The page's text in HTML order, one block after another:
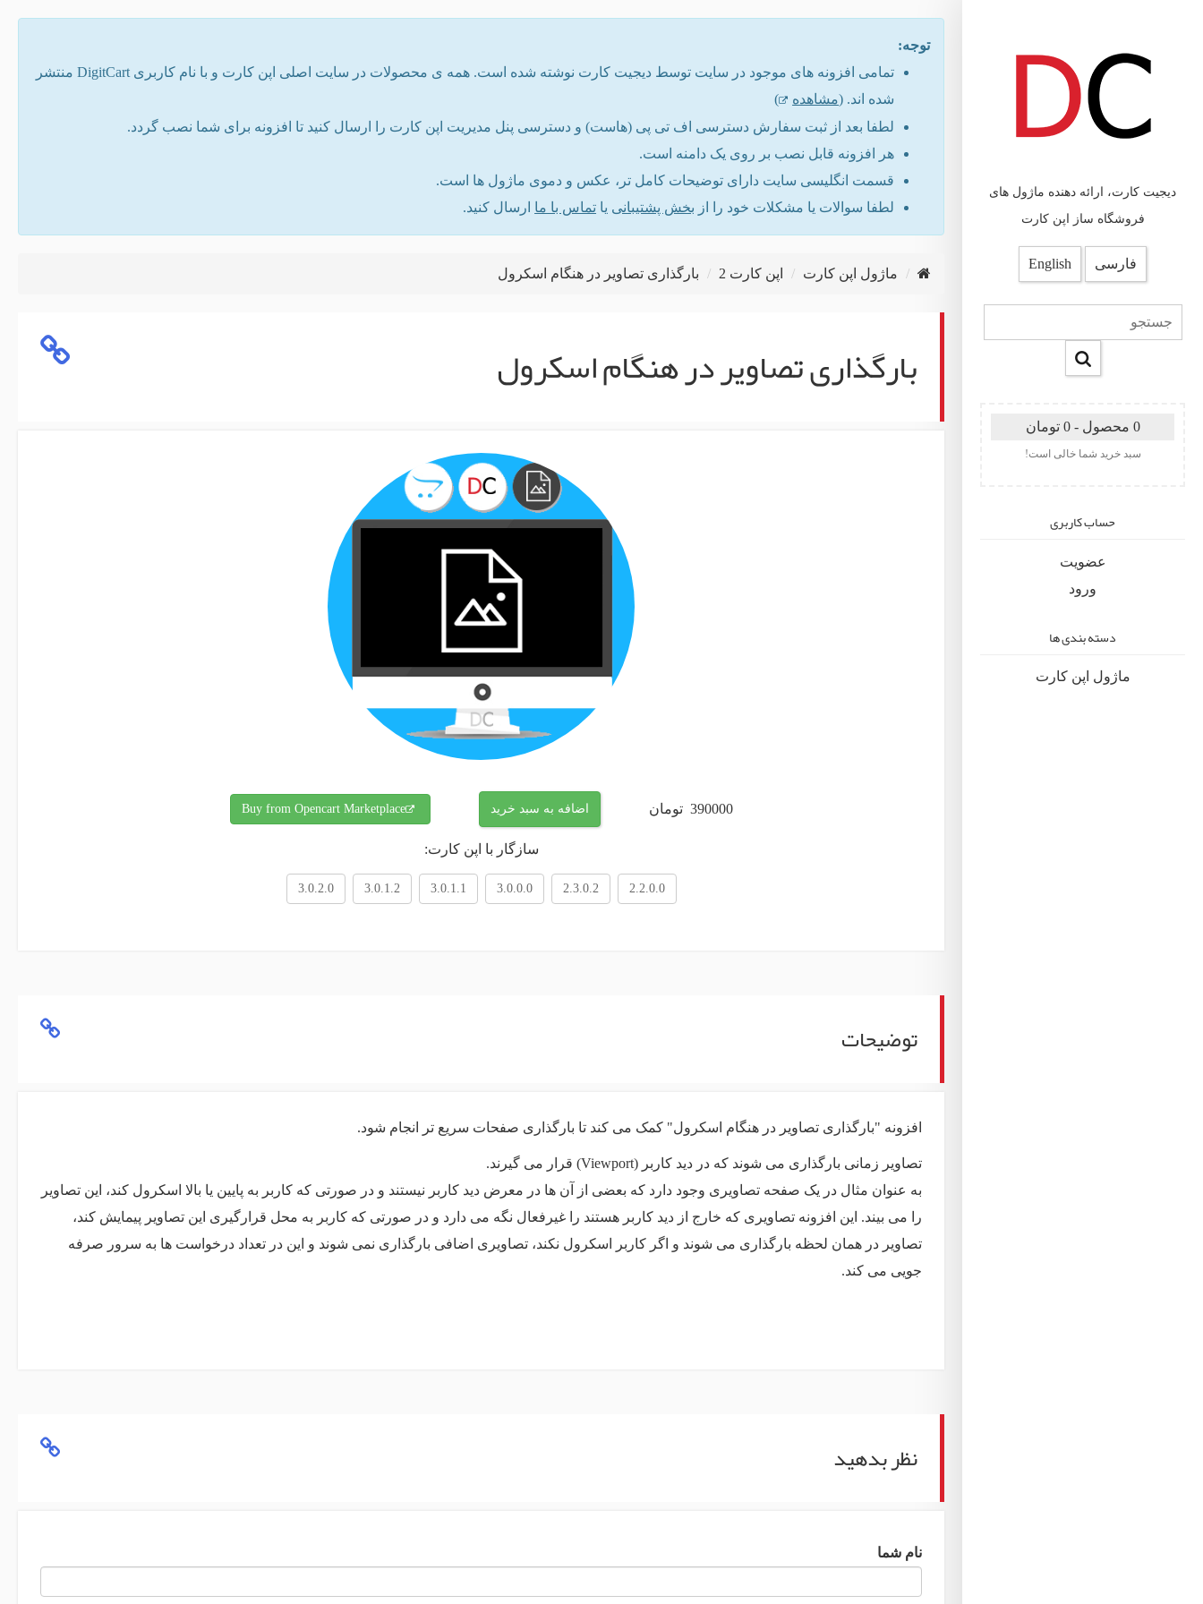
دیجیت کارت، ارائه دهنده ماژول های
فروشگاه ساز اپن کارت
فارسی English
0 محصول - 0 تومان
سبد خرید شما خالی است!
حساب کاربری
عضویت
ورود
دسته بندی ها
ماژول اپن کارت
توجه:
تمامی افزونه های موجود در سایت توسط دیجیت کارت نوشته شده است. همه ی محصولات در سایت اصلی اپن کارت و با نام کاربری DigitCart منتشر
شده اند. (مشاهده
)
لطفا بعد از ثبت سفارش دسترسی اف تی پی (هاست) و دسترسی پنل مدیریت اپن کارت را ارسال کنید تا افزونه برای شما نصب گردد.
هر افزونه قابل نصب بر روی یک دامنه است.
قسمت انگلیسی سایت دارای توضیحات کامل تر، عکس و دموی ماژول ها است.
لطفا سوالات یا مشکلات خود را از بخش پشتیبانی یا تماس با ما ارسال کنید.
ماژول اپن کارت اپن کارت 2 بارگذاری تصاویر در هنگام اسکرول
بارگذاری تصاویر در هنگام اسکرول
390000 تومان اضافه به سبد خرید Buy from Opencart Marketplace
سازگار با اپن کارت:
2.2.0.0
2.3.0.2
3.0.0.0
3.0.1.1
3.0.1.2
3.0.2.0
توضیحات
افزونه "بارگذاری تصاویر در هنگام اسکرول" کمک می کند تا بارگذاری صفحات سریع تر انجام شود.
تصاویر زمانی بارگذاری می شوند که در دید کاربر (Viewport) قرار می گیرند.
به عنوان مثال در یک صفحه تصاویری وجود دارد که بعضی از آن ها در معرض دید کاربر نیستند و در صورتی که کاربر به پایین یا بالا اسکرول کند، این تصاویر
را می بیند. این افزونه تصاویری که خارج از دید کاربر هستند را غیرفعال نگه می دارد و در صورتی که کاربر به محل قرارگیری این تصاویر پیمایش کند،
تصاویر در همان لحظه بارگذاری می شوند و اگر کاربر اسکرول نکند، تصاویری اضافی بارگذاری نمی شوند و این در تعداد درخواست ها به سرور صرفه
جویی می کند.
نظر بدهید
نام شما